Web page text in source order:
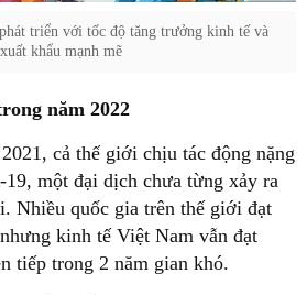
triển với tốc độ tăng trưởng kinh tế và
xuất khẩu mạnh mẽ
năm 2022
cả thế giới chịu tác động nặng
một đại dịch chưa từng xảy ra
Nhiều quốc gia trên thế giới đạt
kinh tế Việt Nam vẫn đạt
tiếp trong 2 năm gian khó.